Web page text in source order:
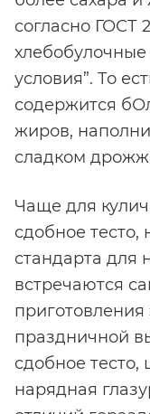
согласно ГОСТ
условия”. То
содержится
жиров,
сладком
Чаще для
сдобное тесто,
стандарта для
встречаются
праздничной
сдобное
нарядная